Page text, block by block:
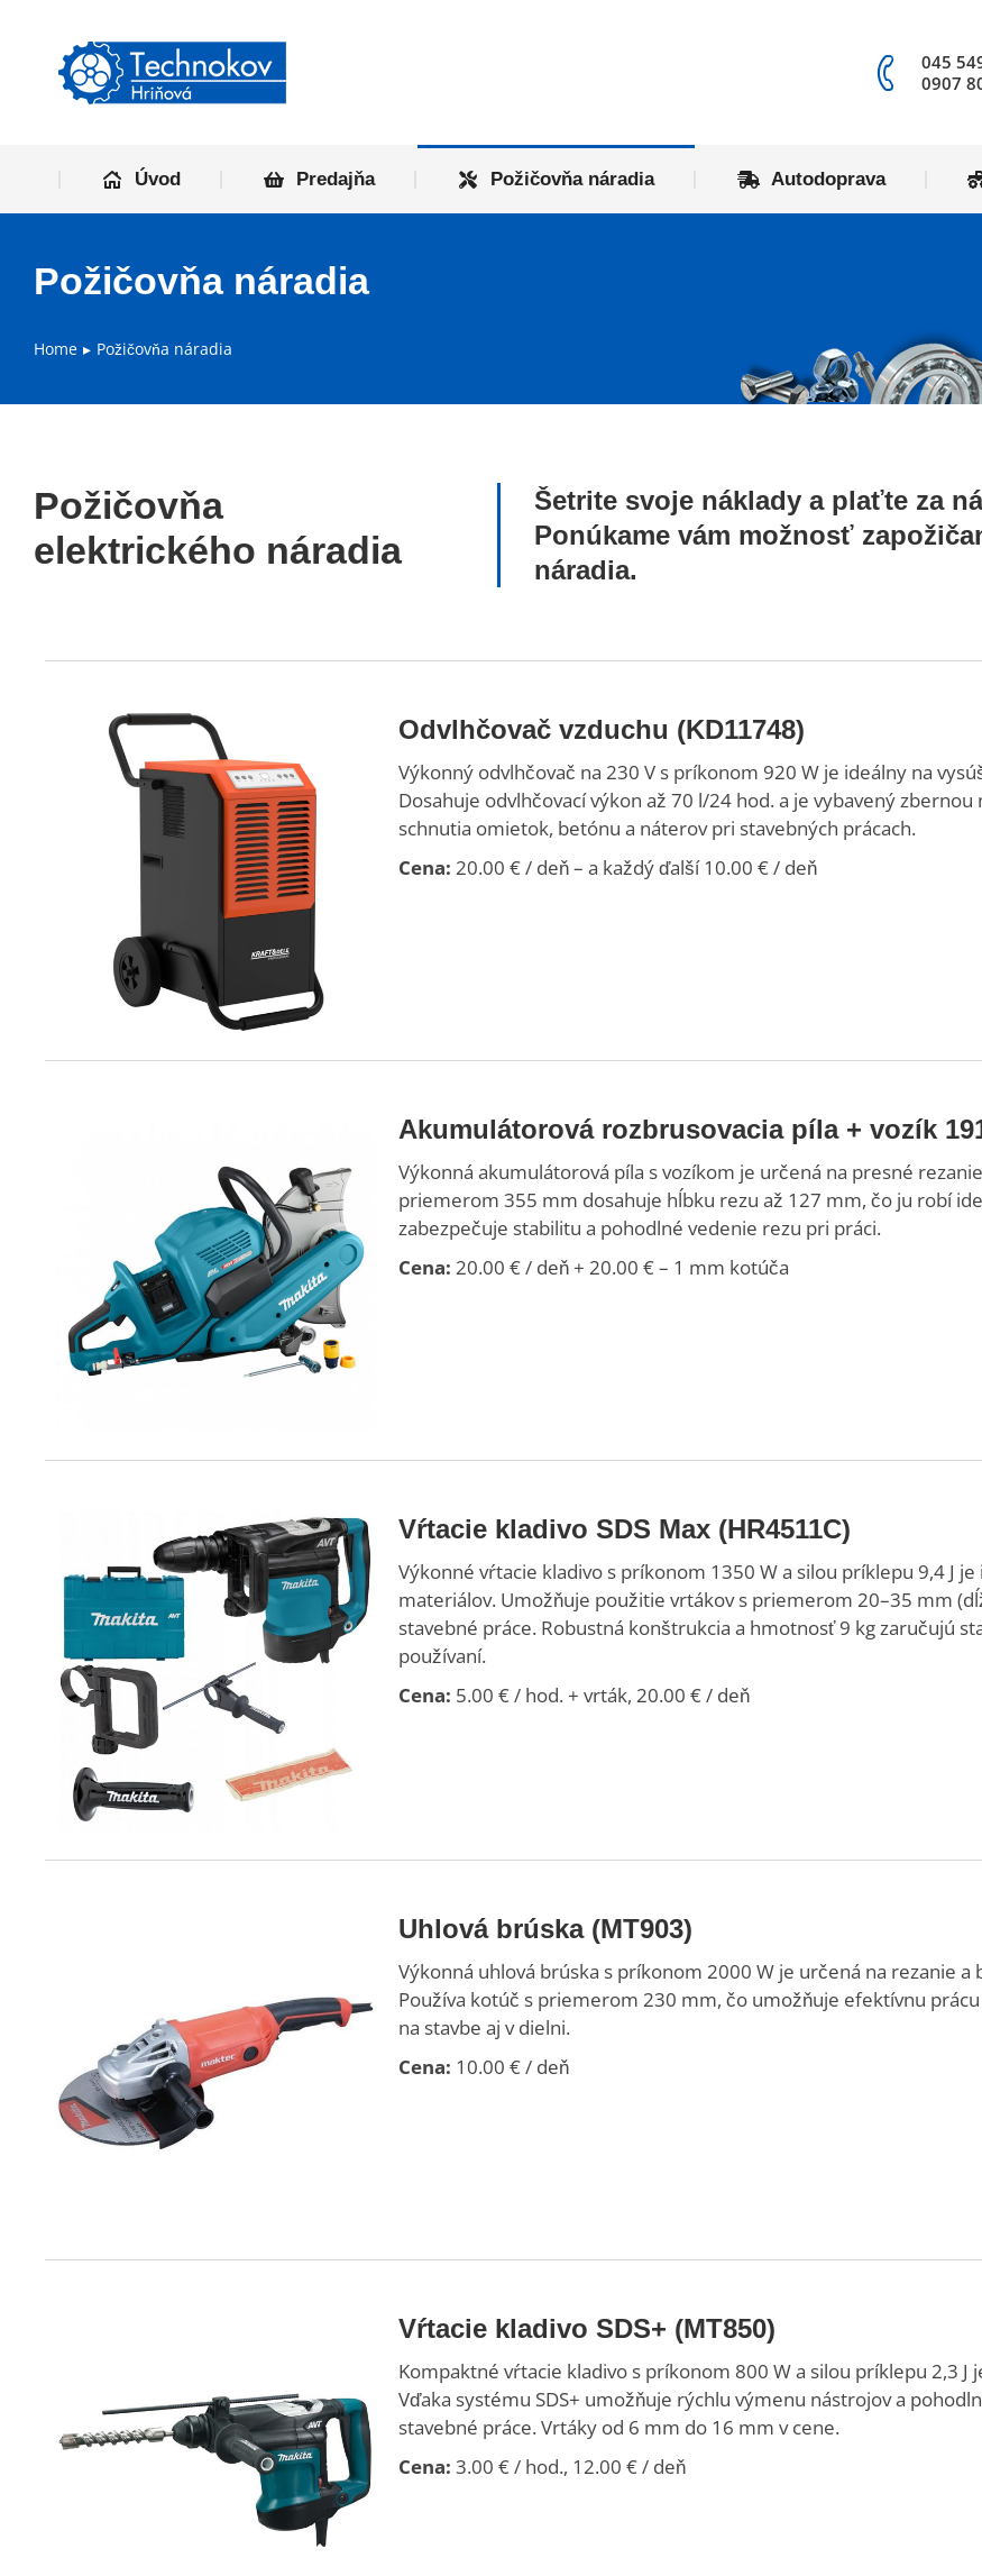
045
0907
Úvod Predajňa Požičovňa náradia Autodoprava
Požičovňa náradia
You are here:
Home Požičovňa náradia
Požičovňa
elektrického náradia
Šetrite svoje náklady a plaťte za
Ponúkame vám možnosť
náradia.
Odvlhčovač vzduchu (KD11748)
Výkonný odvlhčovač na 230 V s príkonom 920 W je ideálny na
Dosahuje odvlhčovací výkon až 70 l/24 hod. a je vybavený
schnutia omietok, betónu a náterov pri stavebných prácach.
Cena: 20.00 € / deň – a každý ďalší 10.00 € / deň
Akumulátorová rozbrusovacia píla + vozík
Výkonná akumulátorová píla s vozíkom je určená na presné
priemerom 355 mm dosahuje hĺbku rezu až 127 mm, čo ju robí
zabezpečuje stabilitu a pohodlné vedenie rezu pri práci.
Cena: 20.00 € / deň + 20.00 € – 1 mm kotúča
Vŕtacie kladivo SDS Max (HR4511C)
Výkonné vŕtacie kladivo s príkonom 1350 W a silou príklepu 9,4 J
materiálov. Umožňuje použitie vrtákov s priemerom 20–35 mm
stavebné práce. Robustná konštrukcia a hmotnosť 9 kg zaručujú
používaní.
Cena: 5.00 € / hod. + vrták, 20.00 € / deň
Uhlová brúska (MT903)
Výkonná uhlová brúska s príkonom 2000 W je určená na rezanie
Používa kotúč s priemerom 230 mm, čo umožňuje efektívnu
na stavbe aj v dielni.
Cena: 10.00 € / deň
Vŕtacie kladivo SDS+ (MT850)
Kompaktné vŕtacie kladivo s príkonom 800 W a silou príklepu 2,3
Vďaka systému SDS+ umožňuje rýchlu výmenu nástrojov a
stavebné práce. Vrtáky od 6 mm do 16 mm v cene.
Cena: 3.00 € / hod., 12.00 € / deň